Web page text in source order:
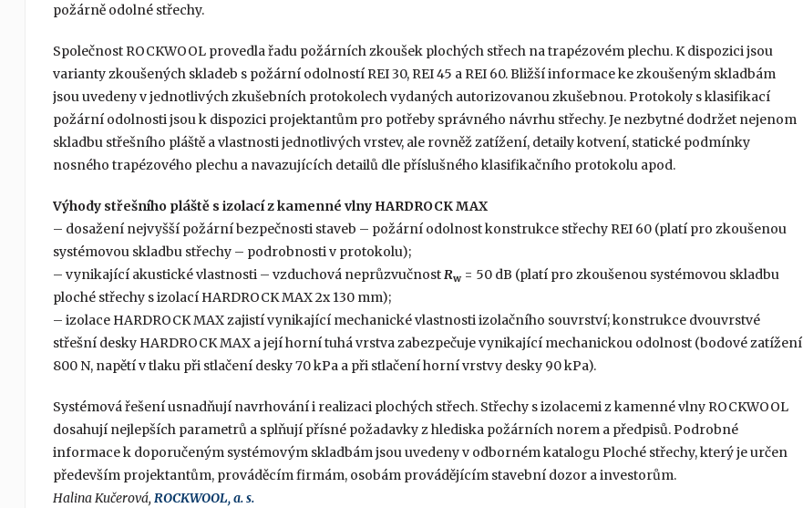
požárně odolné střechy.
Společnost ROCKWOOL provedla řadu požárních zkoušek plochých střech na trapézovém plechu. K dispozici jsou
varianty zkoušených skladeb s požární odolností REI 30, REI 45 a REI 60. Bližší informace ke zkoušeným skladbám
jsou uvedeny v jednotlivých zkušebních protokolech vydaných autorizovanou zkušebnou. Protokoly s klasifikací
požární odolnosti jsou k dispozici projektantům pro potřeby správného návrhu střechy. Je nezbytné dodržet nejenom
skladbu střešního pláště a vlastnosti jednotlivých vrstev, ale rovněž zatížení, detaily kotvení, statické podmínky
nosného trapézového plechu a navazujících detailů dle příslušného klasifikačního protokolu apod.
Výhody střešního pláště s izolací z kamenné vlny HARDROCK MAX
– dosažení nejvyšší požární bezpečnosti staveb – požární odolnost konstrukce střechy REI 60 (platí pro zkoušenou
systémovou skladbu střechy – podrobnosti v protokolu);
– vynikající akustické vlastnosti – vzduchová neprůzvučnostRw= 50 dB (platí pro zkoušenou systémovou skladbu
ploché střechy s izolací HARDROCK MAX 2x 130 mm);
– izolace HARDROCK MAX zajistí vynikající mechanické vlastnosti izolačního souvrství; konstrukce dvouvrstvé
střešní desky HARDROCK MAX a její horní tuhá vrstva zabezpečuje vynikající mechanickou odolnost (bodové zatížení
800 N, napětí v tlaku při stlačení desky 70 kPa a při stlačení horní vrstvy desky 90 kPa).
Systémová řešení usnadňují navrhování i realizaci plochých střech. Střechy s izolacemi z kamenné vlny ROCKWOOL
dosahují nejlepších parametrů a splňují přísné požadavky z hlediska požárních norem a předpisů. Podrobné
informace k doporučeným systémovým skladbám jsou uvedeny v odborném katalogu Ploché střechy, který je určen
především projektantům, prováděcím firmám, osobám provádějícím stavební dozor a investorům.
Halina Kučerová, ROCKWOOL, a. s.